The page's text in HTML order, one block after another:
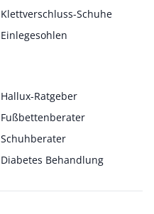
Klettverschluss-Schuhe
Einlegesohlen
Hallux-Ratgeber
Fußbettenberater
Schuhberater
Diabetes Behandlung